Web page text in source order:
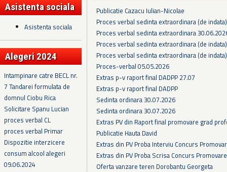
Asistenta sociala
Asistenta sociala
Alegeri 2024
Intampinare catre BECL nr.
7 Tandarei formulata de
domnul Ciobu Rica
Solicitare Spanu Lucian
proces verbal CL
proces verbal Primar
Dispozitie interzicere
consum alcool alegeri
09.06.2024
Publicatie Cazacu Iulian-Nicolae
Proces verbal sedinta extraordinara (de
Proces verbal sedinta extraordinara
Proces verbal sedinta extraordinara (de
Proces verbal sedinta extraordinara (de
Proces-verbal 05.05.2026
Extras p-v raport final DADPP 27.07
Extras p-v raport final DADPP
Sedinta ordinara 30.07.2026
Sedinta ordinara 30.07.2026
Extras PV din Raport final promovare grad
Publicatie Hauta David
Extras din PV Proba Interviu Concurs
Extras din PV Proba Scrisa Concurs
Oferta vanzare teren Dorobantu Georgeta